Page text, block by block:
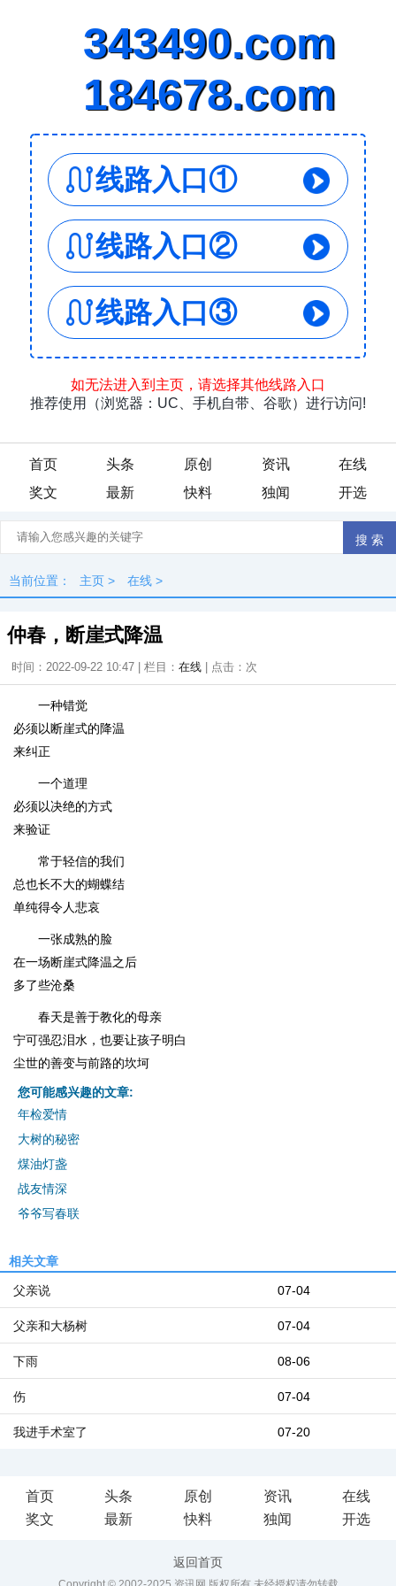
首页 头条 原创 资讯
在线
奖文
最新 快料 独闻 开选
当前位置： 主页 > 在线 >
仲春，断崖式降温
时间：2022-09-22 10:47 | 栏目： 在线 | 点击： 次
一种错觉
必须以断崖式的降温
来纠正
一个道理
必须以决绝的方式
来验证
常于轻信的我们
总也长不大的蝴蝶结
单纯得令人悲哀
一张成熟的脸
在一场断崖式降温之后
多了些沧桑
春天是善于教化的母亲
宁可强忍泪水，也要让孩子明白
尘世的善变与前路的坎坷
您可能感兴趣的文章:
年检爱情
大树的秘密
煤油灯盏
战友情深
爷爷写春联
相关文章
07-04
父亲说
07-04
父亲和大杨树
08-06
下雨
07-04
伤
07-20
我进手术室了
首页 头条 原创 资讯
在线
奖文
最新 快料 独闻 开选
返回首页